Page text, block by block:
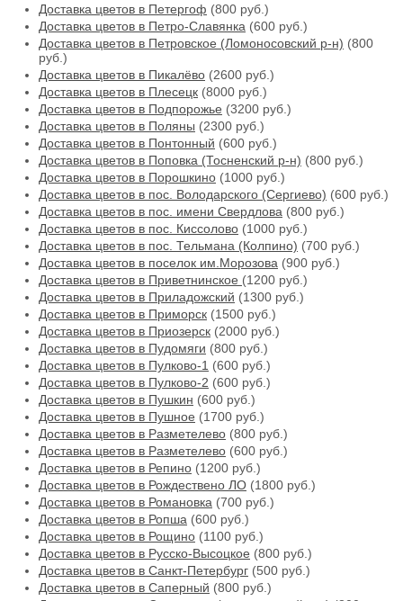
Доставка цветов в Петергоф (800 руб.)
Доставка цветов в Петро-Славянка (600 руб.)
Доставка цветов в Петровское (Ломоносовский р-н) (800
руб.)
Доставка цветов в Пикалёво (2600 руб.)
Доставка цветов в Плесецк (8000 руб.)
Доставка цветов в Подпорожье (3200 руб.)
Доставка цветов в Поляны (2300 руб.)
Доставка цветов в Понтонный (600 руб.)
Доставка цветов в Поповка (Тосненский р-н) (800 руб.)
Доставка цветов в Порошкино (1000 руб.)
Доставка цветов в пос. Володарского (Сергиево) (600 руб.)
Доставка цветов в пос. имени Свердлова (800 руб.)
Доставка цветов в пос. Киссолово (1000 руб.)
Доставка цветов в пос. Тельмана (Колпино) (700 руб.)
Доставка цветов в поселок им.Морозова (900 руб.)
Доставка цветов в Приветнинское (1200 руб.)
Доставка цветов в Приладожский (1300 руб.)
Доставка цветов в Приморск (1500 руб.)
Доставка цветов в Приозерск (2000 руб.)
Доставка цветов в Пудомяги (800 руб.)
Доставка цветов в Пулково-1 (600 руб.)
Доставка цветов в Пулково-2 (600 руб.)
Доставка цветов в Пушкин (600 руб.)
Доставка цветов в Пушное (1700 руб.)
Доставка цветов в Разметелево (800 руб.)
Доставка цветов в Разметелево (600 руб.)
Доставка цветов в Репино (1200 руб.)
Доставка цветов в Рождествено ЛО (1800 руб.)
Доставка цветов в Романовка (700 руб.)
Доставка цветов в Ропша (600 руб.)
Доставка цветов в Рощино (1100 руб.)
Доставка цветов в Русско-Высоцкое (800 руб.)
Доставка цветов в Санкт-Петербург (500 руб.)
Доставка цветов в Саперный (800 руб.)